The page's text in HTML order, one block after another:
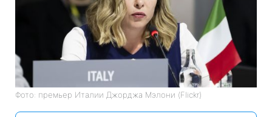
Фото: премьер Италии Джорджа Мэлони (Flickr)